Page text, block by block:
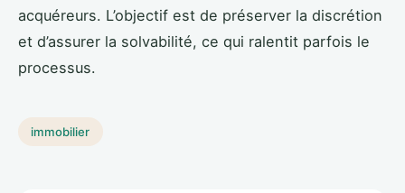
acquéreurs. L’objectif est de préserver la discrétion
et d’assurer la solvabilité, ce qui ralentit parfois le
processus.
immobilier